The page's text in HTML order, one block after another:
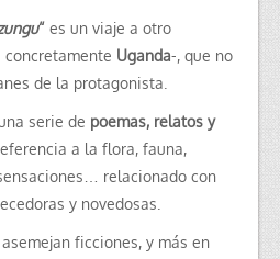
“ es un viaje a otro
concretamente Uganda-, que no
de la protagonista.
serie de poemas, relatos y
a la flora, fauna,
relacionado con
y novedosas.
ficciones, y más en